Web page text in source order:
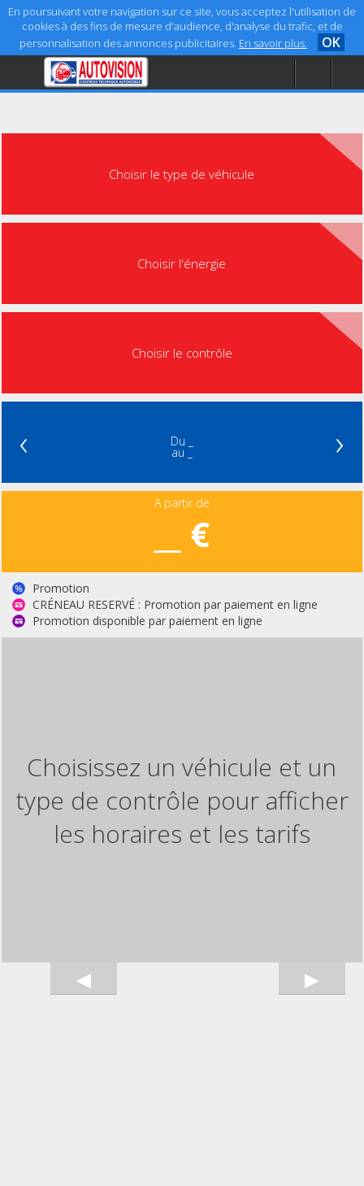
En poursuivant votre navigation sur ce site, vous acceptez l'utilisation de
cookies à des fins de mesure d'audience, d'analyse du trafic, et de
personnalisation des annonces publicitaires. En savoir plus. OK
Accueil
Aide
Choisir le type de véhicule
Choisir l'énergie
Choisir le contrôle
‹ Du _
au _ ›
A partir de
__ €
Promotion
CRÉNEAU RESERVÉ : Promotion par paiement en ligne
Promotion disponible par paiement en ligne
Choisissez un véhicule et un
type de contrôle pour afficher
les horaires et les tarifs